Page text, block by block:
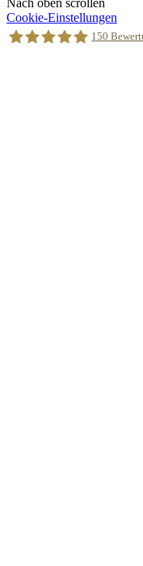
Nach oben scrollen
Cookie-Einstellungen
150